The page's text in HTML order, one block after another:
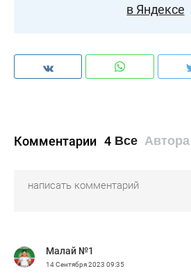
в Яндексе
Комментарии 4 Все Автора
Малай №1
14 Сентября 2023 09:35